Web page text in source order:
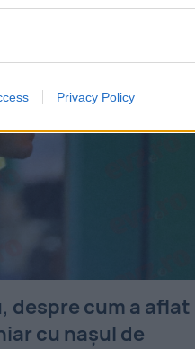
Privacy Policy
despre cum a aflat
cu nașul de